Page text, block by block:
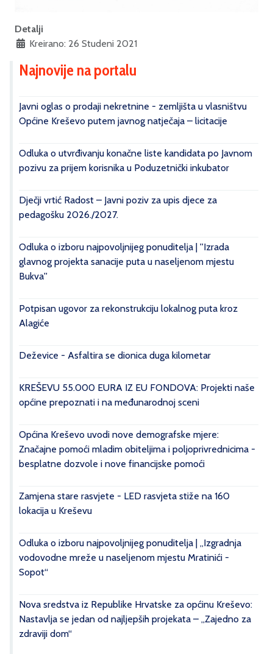
Detalji
Kreirano: 26 Studeni 2021
Najnovije na portalu
Javni oglas o prodaji nekretnine - zemljišta u vlasništvu
Općine Kreševo putem javnog natječaja – licitacije
Odluka o utvrđivanju konačne liste kandidata po Javnom
pozivu za prijem korisnika u Poduzetnički inkubator
Dječji vrtić Radost – Javni poziv za upis djece za
pedagošku 2026./2027.
Odluka o izboru najpovoljnijeg ponuditelja | ''Izrada
glavnog projekta sanacije puta u naseljenom mjestu
Bukva''
Potpisan ugovor za rekonstrukciju lokalnog puta kroz
Alagiće
Deževice - Asfaltira se dionica duga kilometar
KREŠEVU 55.000 EURA IZ EU FONDOVA: Projekti naše
općine prepoznati i na međunarodnoj sceni
Općina Kreševo uvodi nove demografske mjere:
Značajne pomoći mladim obiteljima i poljoprivrednicima -
besplatne dozvole i nove financijske pomoći
Zamjena stare rasvjete - LED rasvjeta stiže na 160
lokacija u Kreševu
Odluka o izboru najpovoljnijeg ponuditelja | „Izgradnja
vodovodne mreže u naseljenom mjestu Mratinići -
Sopot“
Nova sredstva iz Republike Hrvatske za općinu Kreševo:
Nastavlja se jedan od najljepših projekata – „Zajedno za
zdraviji dom“